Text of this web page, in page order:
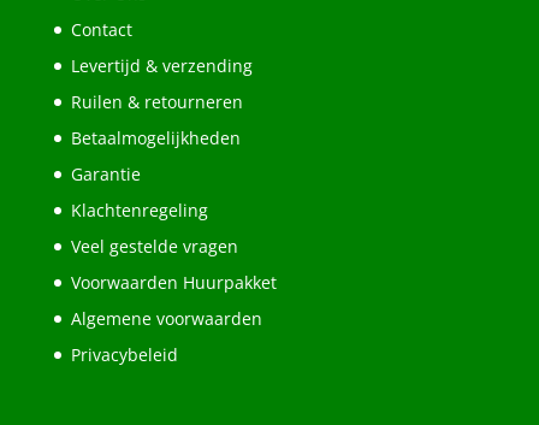
Contact
Levertijd & verzending
Ruilen & retourneren
Betaalmogelijkheden
Garantie
Klachtenregeling
Veel gestelde vragen
Voorwaarden Huurpakket
Algemene voorwaarden
Privacybeleid